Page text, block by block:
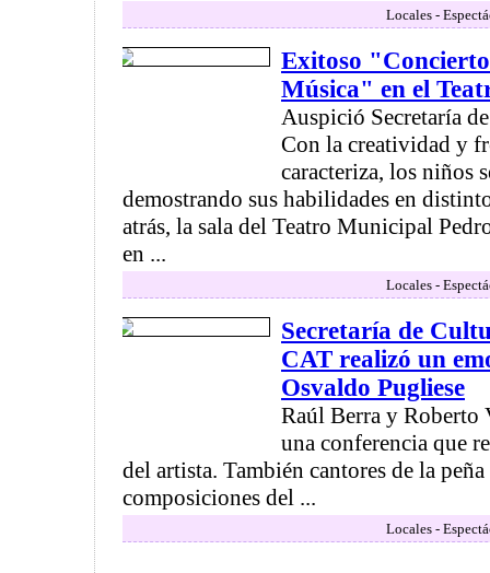
Locales -
Exitoso
Música" en el
Auspició Secretaría
Con la creatividad y
caracteriza, los niños
demostrando sus habilidades en
atrás, la sala del Teatro Municipal
en ...
Locales -
Secretaría de
CAT realizó un
Osvaldo Pugliese
Raúl Berra y Roberto
una conferencia que
del artista. También cantores de la
composiciones del ...
Locales -